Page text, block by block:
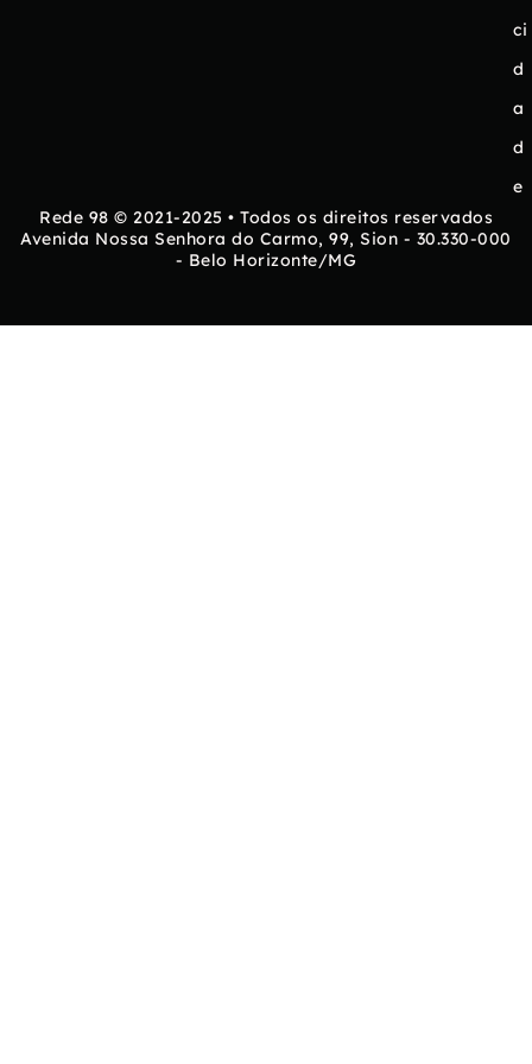
ci
d
a
d
e
Rede 98 © 2021-2025 • Todos os direitos reservados
Avenida Nossa Senhora do Carmo, 99, Sion - 30.330-000
- Belo Horizonte/MG